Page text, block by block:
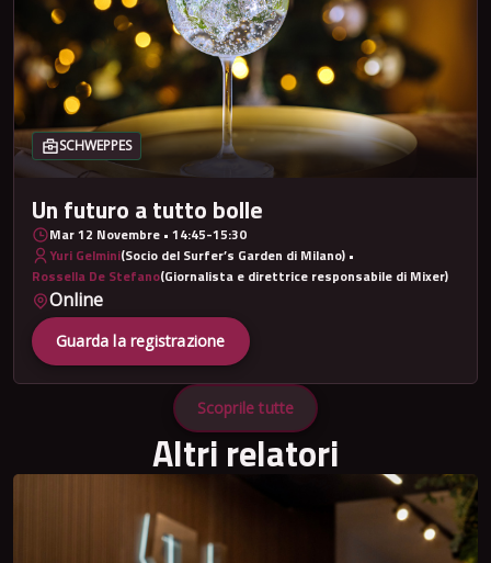
SCHWEPPES
Un futuro a tutto bolle
Mar 12 Novembre • 14:45-15:30
Yuri Gelmini(Socio del Surfer’s Garden di Milano) •
Rossella De Stefano(Giornalista e direttrice responsabile di Mixer)
Online
Guarda la registrazione
Scoprile tutte
Altri relatori